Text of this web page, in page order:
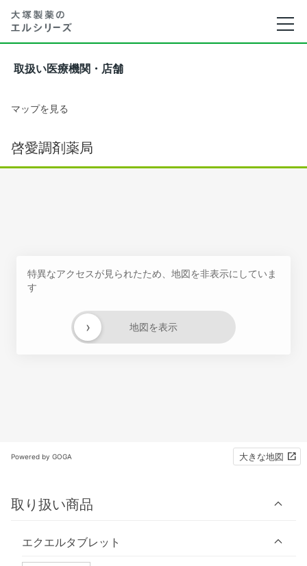
取扱い医療機関・店舗
マップを見る
啓愛調剤薬局
特異なアクセスが見られたため、地図を非表示にしていま
す
地図を表示
›
Powered by GOGA 大きな地図
取り扱い商品
エクエルタブレット